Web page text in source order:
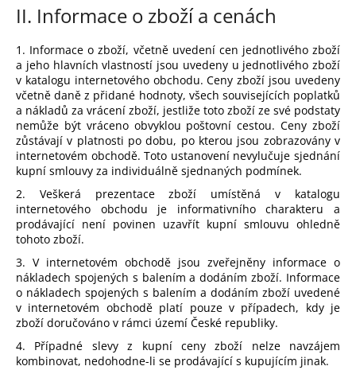
II. Informace o zboží a cenách
1. Informace o zboží, včetně uvedení cen jednotlivého zboží
a jeho hlavních vlastností jsou uvedeny u jednotlivého zboží
v katalogu internetového obchodu. Ceny zboží jsou uvedeny
včetně daně z přidané hodnoty, všech souvisejících poplatků
a nákladů za vrácení zboží, jestliže toto zboží ze své podstaty
nemůže být vráceno obvyklou poštovní cestou. Ceny zboží
zůstávají v platnosti po dobu, po kterou jsou zobrazovány v
internetovém obchodě. Toto ustanovení nevylučuje sjednání
kupní smlouvy za individuálně sjednaných podmínek.
2. Veškerá prezentace zboží umístěná v katalogu
internetového obchodu je informativního charakteru a
prodávající není povinen uzavřít kupní smlouvu ohledně
tohoto zboží.
3. V internetovém obchodě jsou zveřejněny informace o
nákladech spojených s balením a dodáním zboží. Informace
o nákladech spojených s balením a dodáním zboží uvedené
v internetovém obchodě platí pouze v případech, kdy je
zboží doručováno v rámci území České republiky.
4. Případné slevy z kupní ceny zboží nelze navzájem
kombinovat, nedohodne-li se prodávající s kupujícím jinak.
o
o
r
u
č
u
j
e
m
e
ŠATY
BELLE
-
VÍCE
BAREV
1
799
Kč